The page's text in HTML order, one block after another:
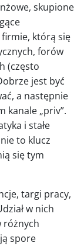
skupione
firmie, którą się
forów
(często
jest być
a następnie
kanale „priv”.
i stałe
to klucz
się tym
targi pracy,
w nich
różnych
spore